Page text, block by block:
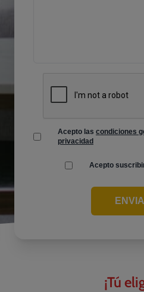
Acepto las condiciones
privacidad
Acepto
¡Tú